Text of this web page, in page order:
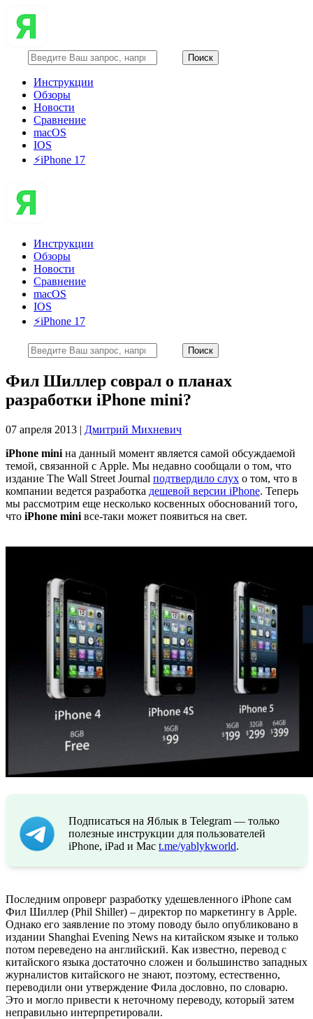
Инструкции
Обзоры
Новости
Сравнение
macOS
IOS
⚡️iPhone 17
Инструкции
Обзоры
Новости
Сравнение
macOS
IOS
⚡️iPhone 17
Фил Шиллер соврал о планах
разработки iPhone mini?
07 апреля 2013 | Дмитрий Михневич
iPhone mini на данный момент является самой обсуждаемой
темой, связанной с Apple. Мы недавно сообщали о том, что
издание The Wall Street Journal подтвердило слух о том, что в
компании ведется разработка дешевой версии iPhone. Теперь
мы рассмотрим еще несколько косвенных обоснований того,
что iPhone mini все-таки может появиться на свет.
Подписаться на Яблык в Telegram — только
полезные инструкции для пользователей
iPhone, iPad и Mac t.me/yablykworld.
Последним опроверг разработку удешевленного iPhone сам
Фил Шиллер (Phil Shiller) – директор по маркетингу в Apple.
Однако его заявление по этому поводу было опубликовано в
издании Shanghai Evening News на китайском языке и только
потом переведено на английский. Как известно, перевод с
китайского языка достаточно сложен и большинство западных
журналистов китайского не знают, поэтому, естественно,
переводили они утверждение Фила дословно, по словарю.
Это и могло привести к неточному переводу, который затем
неправильно интерпретировали.